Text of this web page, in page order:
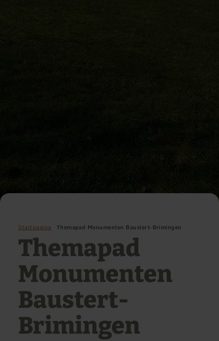
Startpagina Themapad Monumenten Baustert-Brimingen
Themapad
Monumenten
Baustert-
Brimingen